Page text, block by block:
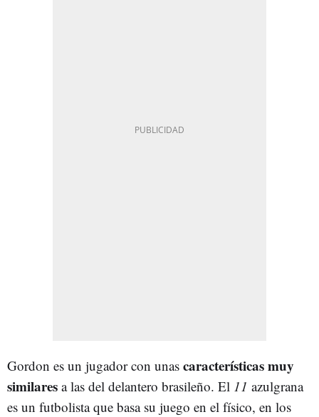
Gordon es un jugador con unas características muy
similares a las del delantero brasileño. El 11 azulgrana
es un futbolista que basa su juego en el físico, en los